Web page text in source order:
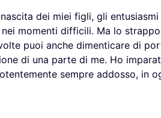
dei miei figli, gli
momenti difficili. Ma lo
puoi anche dimenticare di
di una parte di me. Ho
sempre addosso, in